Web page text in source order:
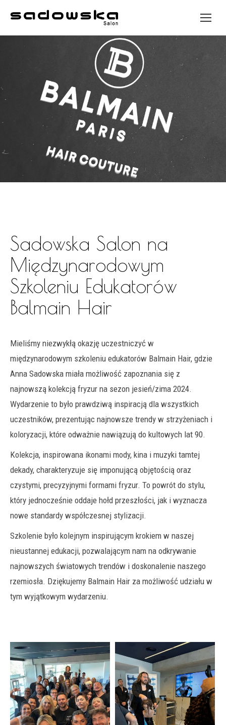
Sadowska Salon na
Międzynarodowym
Szkoleniu Edukatorów
Balmain Hair
Mieliśmy niezwykłą okazję uczestniczyć w
międzynarodowym szkoleniu edukatorów Balmain Hair, gdzie
Anna Sadowska miała możliwość zapoznania się z
najnowszą kolekcją fryzur na sezon jesień/zima 2024.
Wydarzenie to było prawdziwą inspiracją dla wszystkich
uczestników, prezentując najnowsze trendy w strzyżeniach i
koloryzacji, które odważnie nawiązują do kultowych lat 90.
Kolekcja, inspirowana ikonami mody, kina i muzyki tamtej
dekady, charakteryzuje się imponującą objętością oraz
czystymi, precyzyjnymi formami fryzur. To powrót do stylu,
który jednocześnie oddaje hołd przeszłości, jak i wyznacza
nowe standardy współczesnej stylizacji.
Szkolenie było kolejnym inspirującym krokiem w naszej
nieustannej edukacji, pozwalającym nam na odkrywanie
najnowszych światowych trendów i doskonalenie naszego
rzemiosła. Dziękujemy Balmain Hair za możliwość udziału w
tym wyjątkowym wydarzeniu.